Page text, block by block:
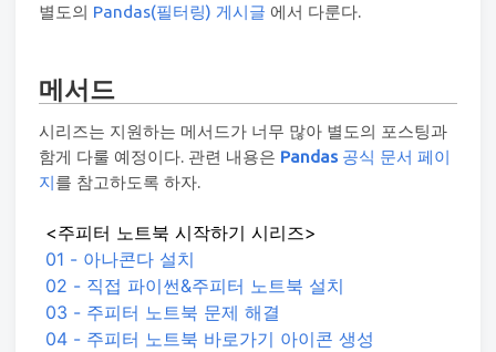
별도의 Pandas(필터링) 게시글 에서 다룬다.
메서드
시리즈는 지원하는 메서드가 너무 많아 별도의 포스팅과
함게 다룰 예정이다. 관련 내용은 Pandas 공식 문서 페이
지를 참고하도록 하자.
<주피터 노트북 시작하기 시리즈>
01 - 아나콘다 설치
02 - 직접 파이썬&주피터 노트북 설치
03 - 주피터 노트북 문제 해결
04 - 주피터 노트북 바로가기 아이콘 생성